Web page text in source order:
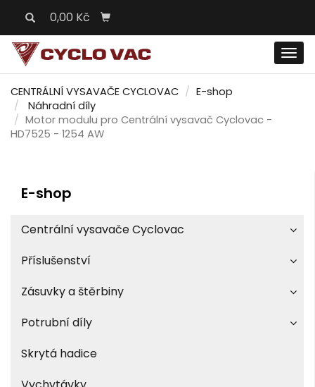
0,00 Kč
CENTRÁLNÍ VYSAVAČE CYCLOVAC
E-shop
Náhradní díly
Motor modulu pro Centrální vysavač Cyclovac -
HD7525 - 1254 AW
E-shop
Centrální vysavače Cyclovac
Příslušenství
Zásuvky a štěrbiny
Potrubní díly
Skrytá hadice